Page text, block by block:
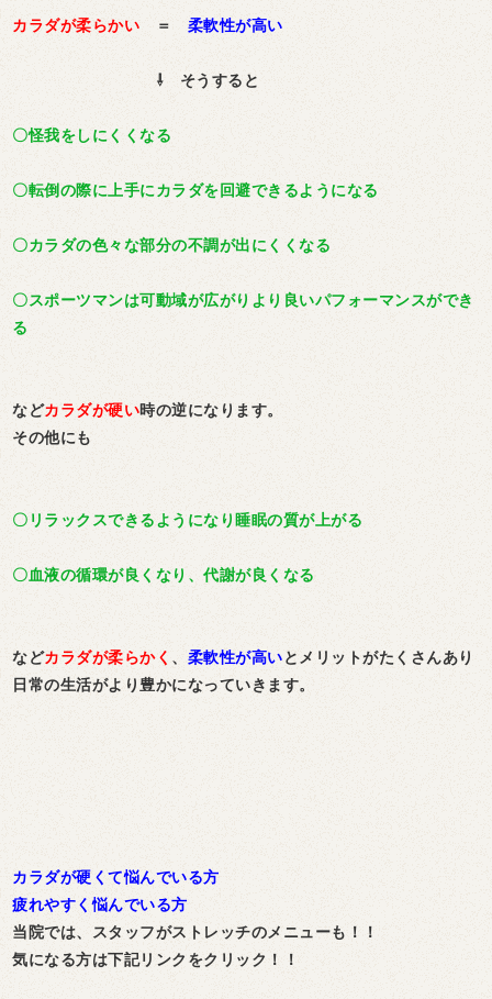
カラダが柔らかい ＝ 柔軟性が高い
⇩ そうすると
〇怪我をしにくくなる
〇転倒の際に上手にカラダを回避できるようになる
〇カラダの色々な部分の不調が出にくくなる
〇スポーツマンは可動域が広がりより良いパフォーマンスができ
る
などカラダが硬い時の逆になります。
その他にも
〇リラックスできるようになり睡眠の質が上がる
〇血液の循環が良くなり、代謝が良くなる
などカラダが柔らかく 、 柔軟性が高いとメリットがたくさんあり
日常の生活がより豊かになっていきます。
カラダが硬くて悩んでいる方
疲れやすく悩んでいる方
当院では、スタッフがストレッチのメニューも！！
気になる方は下記リンクをクリック！！